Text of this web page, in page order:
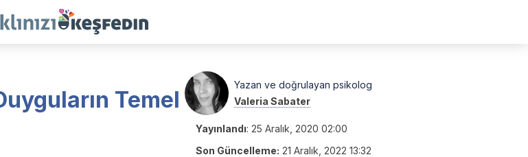
Temel
Yazan ve doğrulayan psikolog
Valeria Sabater
Yayınlandı: 25 Aralık, 2020 02:00
Son Güncelleme: 21 Aralık, 2022 13:32